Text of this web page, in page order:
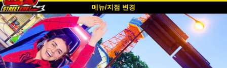
메뉴/지점 변경
최상단
소개 사양 가격
접근성 고객 리뷰 자주 묻는 질문